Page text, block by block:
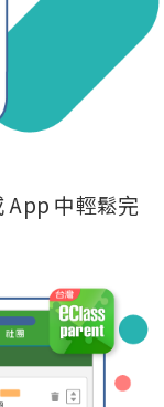
App 中輕鬆完